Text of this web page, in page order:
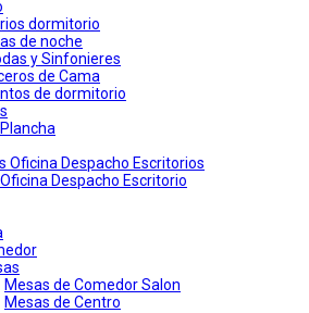
dormitorio
de noche
y Sinfonieres
de Cama
de dormitorio
Oficina Despacho Escritorios
Despacho Escritorio
Mesas de Comedor Salon
Mesas de Centro